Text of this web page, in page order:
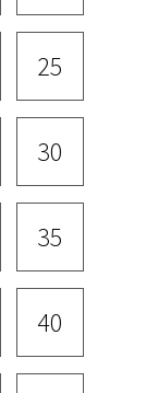
25
30
35
40